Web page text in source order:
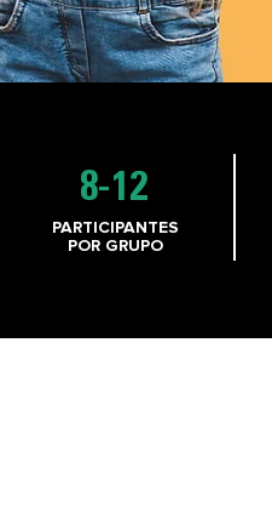
8-12
PARTICIPANTES
POR GRUPO